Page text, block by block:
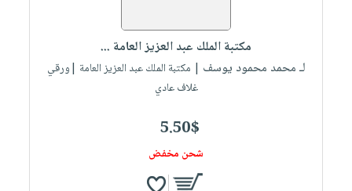
مكتبة الملك عبد العزيز العامة ...
لـ محمد محمود يوسف | مكتبة الملك عبد العزيز العامة |ورقي
غلاف عادي
5.50$
شحن مخفض